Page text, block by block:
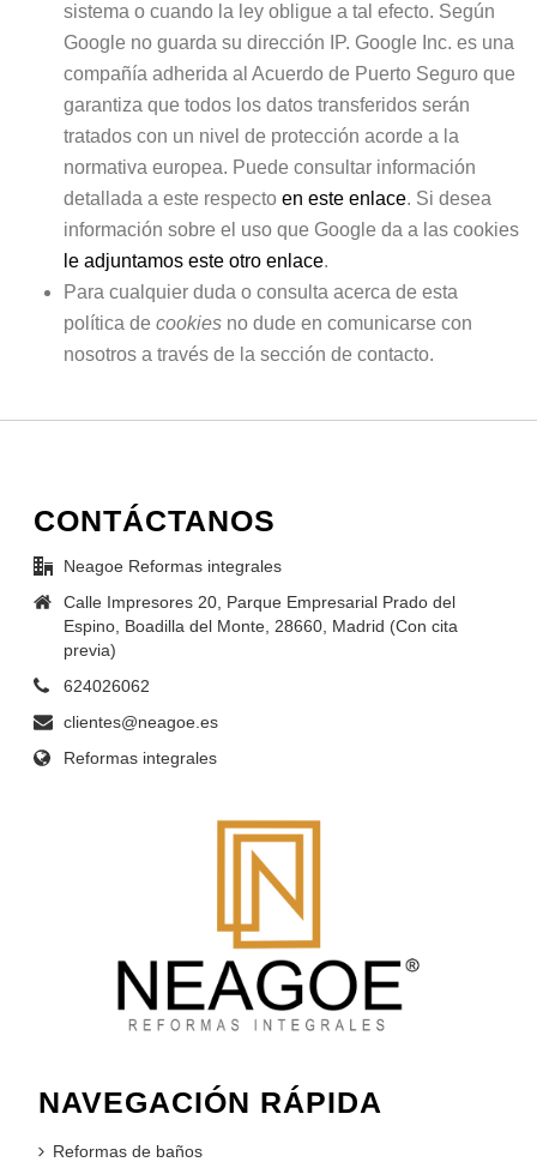
sistema o cuando la ley obligue a tal efecto. Según
Google no guarda su dirección IP. Google Inc. es una
compañía adherida al Acuerdo de Puerto Seguro que
garantiza que todos los datos transferidos serán
tratados con un nivel de protección acorde a la
normativa europea. Puede consultar información
detallada a este respecto en este enlace. Si desea
información sobre el uso que Google da a las cookies
le adjuntamos este otro enlace.
Para cualquier duda o consulta acerca de esta
política de cookiesno dude en comunicarse con
nosotros a través de la sección de contacto.
CONTÁCTANOS
Neagoe Reformas integrales
Calle Impresores 20, Parque Empresarial Prado del
Espino, Boadilla del Monte, 28660, Madrid (Con cita
previa)
624026062
clientes@neagoe.es
Reformas integrales
NAVEGACIÓN RÁPIDA
Reformas de baños